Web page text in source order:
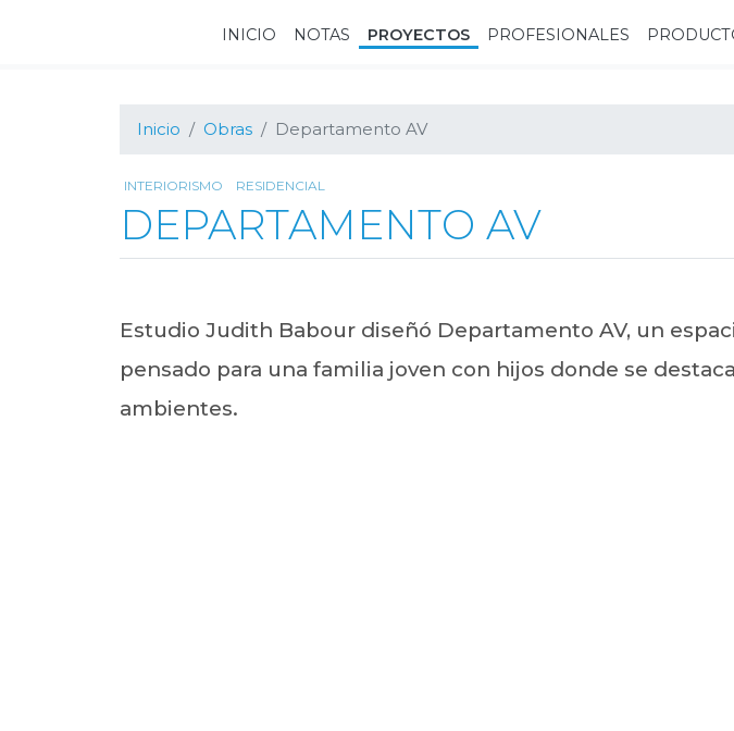
INICIO NOTAS PROYECTOS PROFESIONALES
Inicio Obras Departamento AV
INTERIORISMO RESIDENCIAL
DEPARTAMENTO AV
Estudio Judith Babour diseñó Departamento AV, un
pensado para una familia joven con hijos donde se
ambientes.